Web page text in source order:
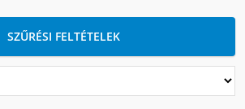
SZŰRÉSI FELTÉTELEK